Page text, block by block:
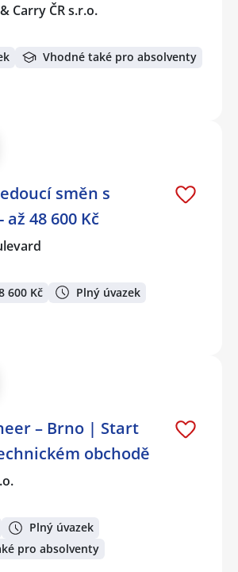
Carry ČR s.r.o.
Vhodné také pro absolventy
směn s
48 600 Kč
600 Kč Plný úvazek
– Brno | Start
obchodě
Plný úvazek
pro absolventy